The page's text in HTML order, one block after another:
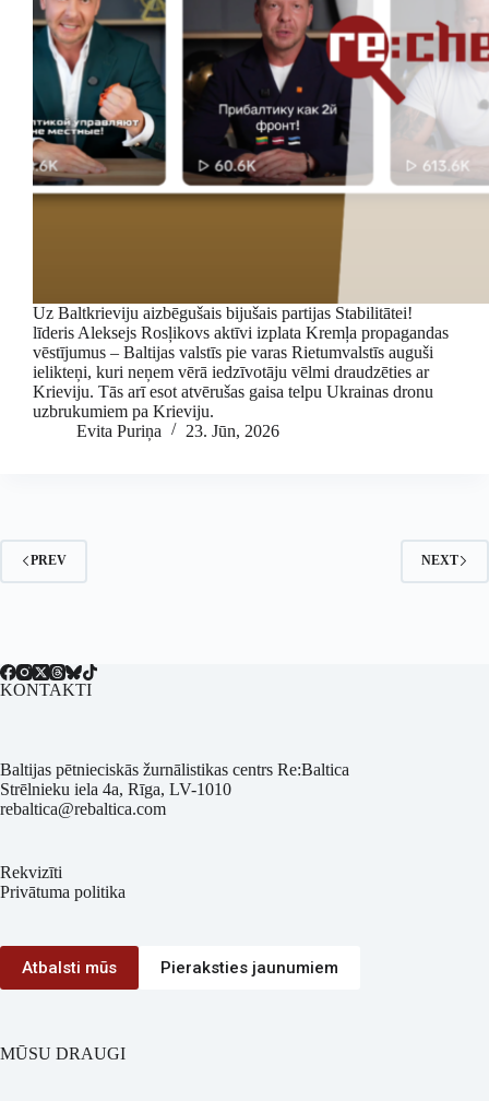
Uz Baltkrieviju aizbēgušais bijušais partijas Stabilitātei!
līderis Aleksejs Rosļikovs aktīvi izplata Kremļa propagandas
vēstījumus – Baltijas valstīs pie varas Rietumvalstīs auguši
ielikteņi, kuri neņem vērā iedzīvotāju vēlmi draudzēties ar
Krieviju. Tās arī esot atvērušas gaisa telpu Ukrainas dronu
uzbrukumiem pa Krieviju.
Evita Puriņa
23. Jūn, 2026
PREV NEXT
KONTAKTI
Baltijas pētnieciskās žurnālistikas centrs Re:Baltica
Strēlnieku iela 4a, Rīga, LV-1010
rebaltica@rebaltica.com
Rekvizīti
Privātuma politika
Atbalsti mūs Pieraksties jaunumiem
MŪSU DRAUGI